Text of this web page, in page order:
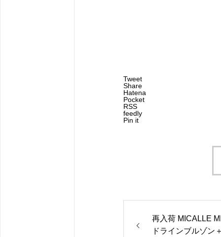
Tweet
Share
Hatena
Pocket
RSS
feedly
Pin it
再入荷 MICALLE
ドラインブルゾン